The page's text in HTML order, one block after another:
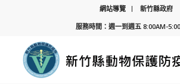
網站導覽
新竹縣政府
服務時間：週一到週五 8:00AM-